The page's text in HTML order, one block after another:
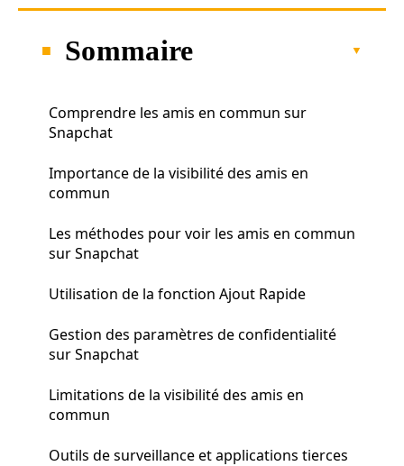
Sommaire
Comprendre les amis en commun sur
Snapchat
Importance de la visibilité des amis en
commun
Les méthodes pour voir les amis en commun
sur Snapchat
Utilisation de la fonction Ajout Rapide
Gestion des paramètres de confidentialité
sur Snapchat
Limitations de la visibilité des amis en
commun
Outils de surveillance et applications tierces